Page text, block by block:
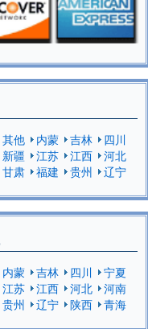
其他 内蒙 吉林
四川
新疆 江苏 江西
河北
甘肃 福建 贵州
辽宁
内蒙 吉林 四川
宁夏
江苏 江西 河北
河南
贵州 辽宁 陕西
青海